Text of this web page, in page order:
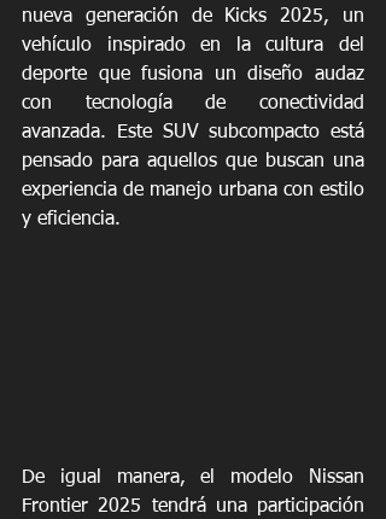
nueva generación de Kicks 2025, un
vehículo inspirado en la cultura del
deporte que fusiona un diseño audaz
con tecnología de conectividad
avanzada. Este SUV subcompacto está
pensado para aquellos que buscan una
experiencia de manejo urbana con estilo
y eficiencia.
De igual manera, el modelo Nissan
Frontier 2025 tendrá una participación